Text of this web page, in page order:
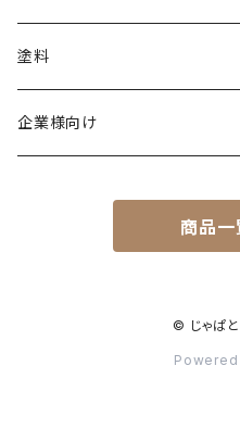
塗料
企業様向け
商品一
© じゃぱと